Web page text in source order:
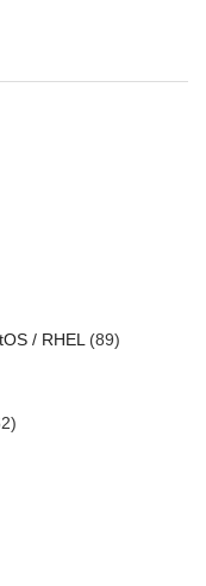
/ RHEL(89)